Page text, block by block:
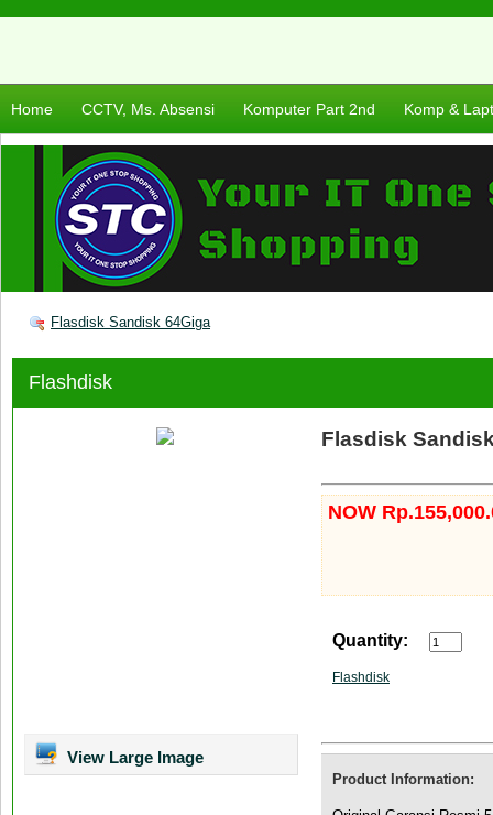
Home CCTV, Ms. Absensi Komputer Part 2nd Komp &
Flasdisk Sandisk 64Giga
Flashdisk
View Large Image
Flasdisk
NOW
Quantity:
Flashdisk
Product Information: